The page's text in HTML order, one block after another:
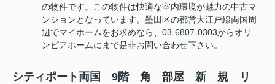
の物件です。この物件は快適な室内環境が魅力の中古マ
ンションとなっています。墨田区の都営大江戸線両国周
辺でマイホームをお求めなら、03-6807-0303からオリ
ンピアホームにまで是非お問い合わせ下さい。
シティポート両国 9階 角 部屋 新 規 リ